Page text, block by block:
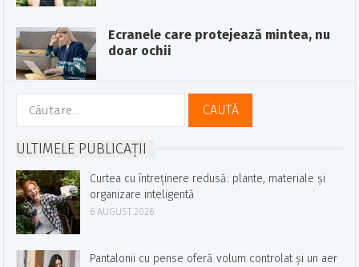
Ecranele care protejează mintea, nu
doar ochii
Caută
după:
ULTIMELE PUBLICAȚII
Curtea cu întreținere redusă: plante, materiale și
organizare inteligentă
6 AUGUST 2026
Pantalonii cu pense oferă volum controlat și un aer